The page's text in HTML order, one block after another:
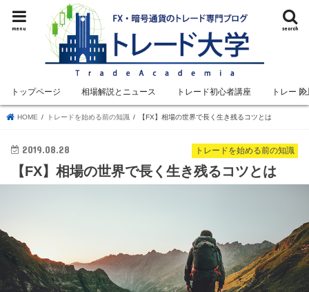
search
menu
トップページ 相場解説とニュース トレード初心者講座 トレード
HOME トレードを始める前の知識 【FX】相場の世界で長く生き残るコツとは
トレードを始める前の知識
2019.08.28
【FX】相場の世界で長く生き残るコツとは